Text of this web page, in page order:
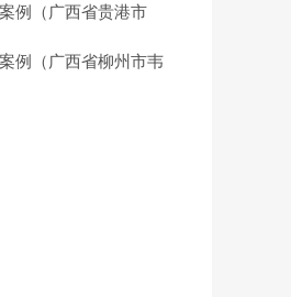
例（广西省贵港市
例（广西省柳州市韦